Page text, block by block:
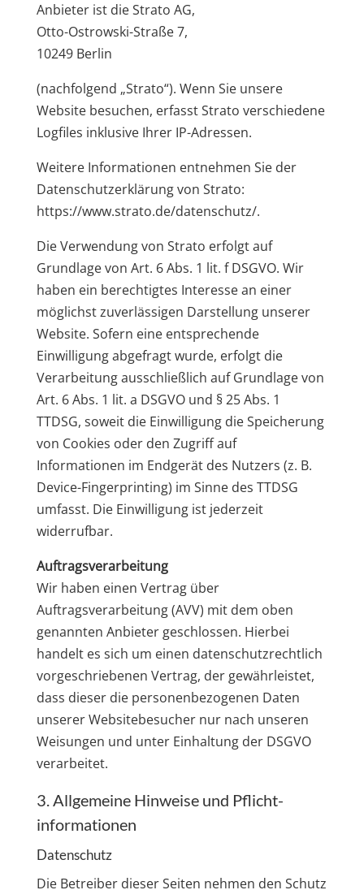
Anbieter ist die Strato AG,
Otto-Ostrowski-Straße 7,
10249 Berlin
(nachfolgend „Strato“). Wenn Sie unsere
Website besuchen, erfasst Strato verschiedene
Logfiles inklusive Ihrer IP-Adressen.
Weitere Informationen entnehmen Sie der
Datenschutzerklärung von Strato:
https://www.strato.de/datenschutz/.
Die Verwendung von Strato erfolgt auf
Grundlage von Art. 6 Abs. 1 lit. f DSGVO. Wir
haben ein berechtigtes Interesse an einer
möglichst zuverlässigen Darstellung unserer
Website. Sofern eine entsprechende
Einwilligung abgefragt wurde, erfolgt die
Verarbeitung ausschließlich auf Grundlage von
Art. 6 Abs. 1 lit. a DSGVO und § 25 Abs. 1
TTDSG, soweit die Einwilligung die Speicherung
von Cookies oder den Zugriff auf
Informationen im Endgerät des Nutzers (z. B.
Device-Fingerprinting) im Sinne des TTDSG
umfasst. Die Einwilligung ist jederzeit
widerrufbar.
Auftragsverarbeitung
Wir haben einen Vertrag über
Auftragsverarbeitung (AVV) mit dem oben
genannten Anbieter geschlossen. Hierbei
handelt es sich um einen datenschutzrechtlich
vorgeschriebenen Vertrag, der gewährleistet,
dass dieser die personenbezogenen Daten
unserer Websitebesucher nur nach unseren
Weisungen und unter Einhaltung der DSGVO
verarbeitet.
3. Allgemeine Hinweise und Pflicht­
informationen
Datenschutz
Die Betreiber dieser Seiten nehmen den Schutz